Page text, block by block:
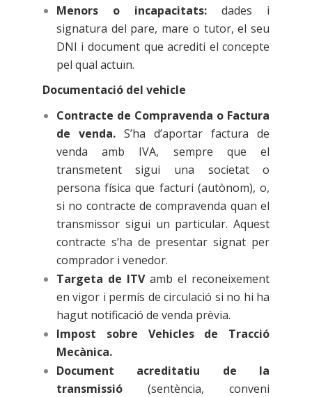
Menors o incapacitats: dades i
signatura del pare, mare o tutor, el seu
DNI i document que acrediti el concepte
pel qual actuïn.
Documentació del vehicle
Contracte de Compravenda o Factura
de venda.S’ha d’aportar factura de
venda amb IVA, sempre que el
transmetent sigui una societat o
persona física que facturi (autònom), o,
si no contracte de compravenda quan el
transmissor sigui un particular. Aquest
contracte s’ha de presentar signat per
comprador i venedor.
Targeta de ITVamb el reconeixement
en vigor i permís de circulació si no hi ha
hagut notificació de venda prèvia.
Impost sobre Vehicles de Tracció
Mecànica.
Document acreditatiu de la
transmissió(sentència, conveni